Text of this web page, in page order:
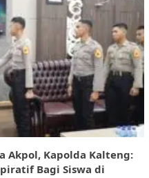
Akpol, Kapolda Kalteng:
Bagi Siswa di